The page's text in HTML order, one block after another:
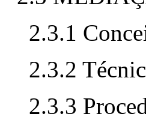
2.3.1
2.3.2
2.3.3